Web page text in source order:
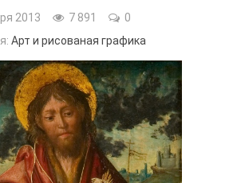
2013 7 891
0
Арт и рисованая графика